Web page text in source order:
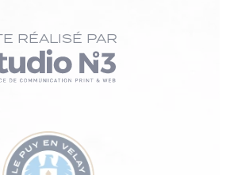
RÉALISÉ PAR